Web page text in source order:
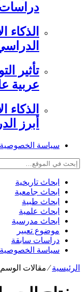
الذكاء
الدراسي , 6 دراسات
تأثير
عربية
الذكاء
أبرز
سياسة الخصوصية
ابحاث تاريخية
ابحاث جامعية
ابحاث طبية
ابحاث علمية
ابحاث مدرسية
موضوع تعبير
دراسات سابقة
سياسة الخصوصية
الرئيسية⁄مقالات